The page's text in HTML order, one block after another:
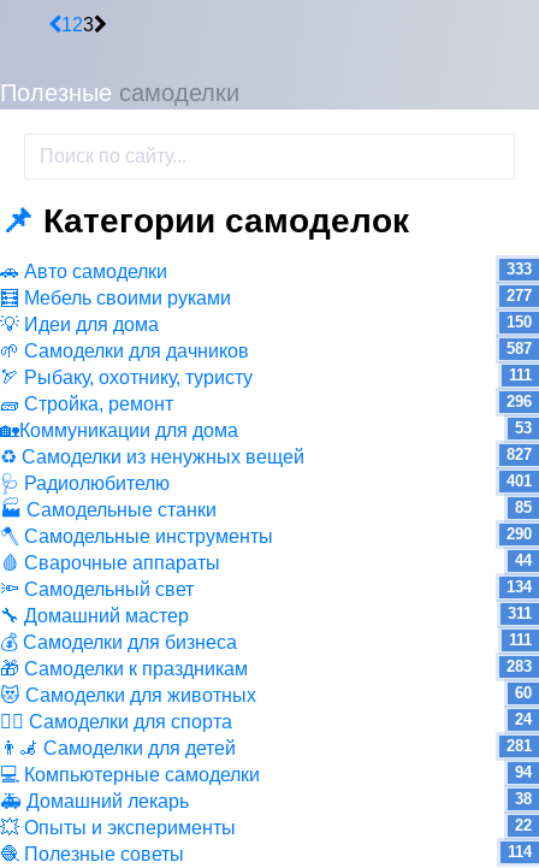
Полезные самоделки
📌 Категории самоделок
🚗 Авто самоделки 333
🧮 Мебель своими руками 277
💡 Идеи для дома 150
🌱 Самоделки для дачников 587
🏹 Рыбаку, охотнику, туристу 111
🧱 Стройка, ремонт 296
🏡Коммуникации для дома 53
♻ Самоделки из ненужных вещей 827
🩺 Радиолюбителю 401
🏭 Самодельные станки 85
🪓 Самодельные инструменты 290
🩸 Сварочные аппараты 44
🔦 Самодельный свет 134
🔧 Домашний мастер 311
💰 Самоделки для бизнеса 111
🎁 Самоделки к праздникам 283
😻 Самоделки для животных 60
🏋️‍♀️ Самоделки для спорта 24
👨‍🦼 Самоделки для детей 281
💻 Компьютерные самоделки 94
🚑 Домашний лекарь 38
💥 Опыты и эксперименты 22
🧶 Полезные советы 114
123